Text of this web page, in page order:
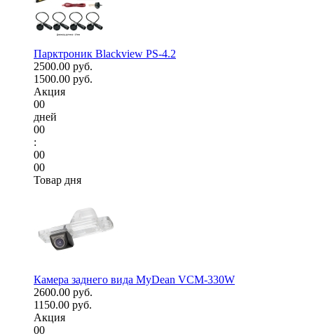
Парктроник Blackview PS-4.2
2500.00 руб.
1500.00 руб.
Акция
00
дней
00
:
00
00
Товар дня
Камера заднего вида MyDean VCM-330W
2600.00 руб.
1150.00 руб.
Акция
00